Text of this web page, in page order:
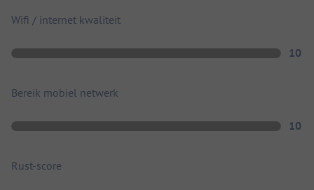
Wifi / internet kwaliteit
10
Bereik mobiel netwerk
10
Rust-score